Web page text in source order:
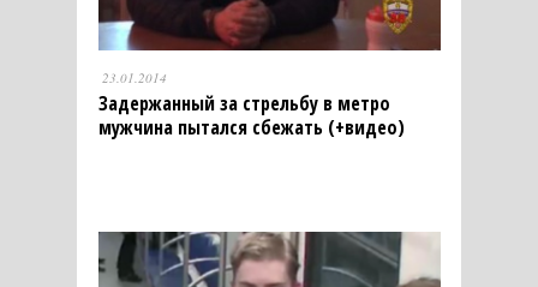
23.01.2014
Задержанный за стрельбу в метро
мужчина пытался сбежать (+видео)